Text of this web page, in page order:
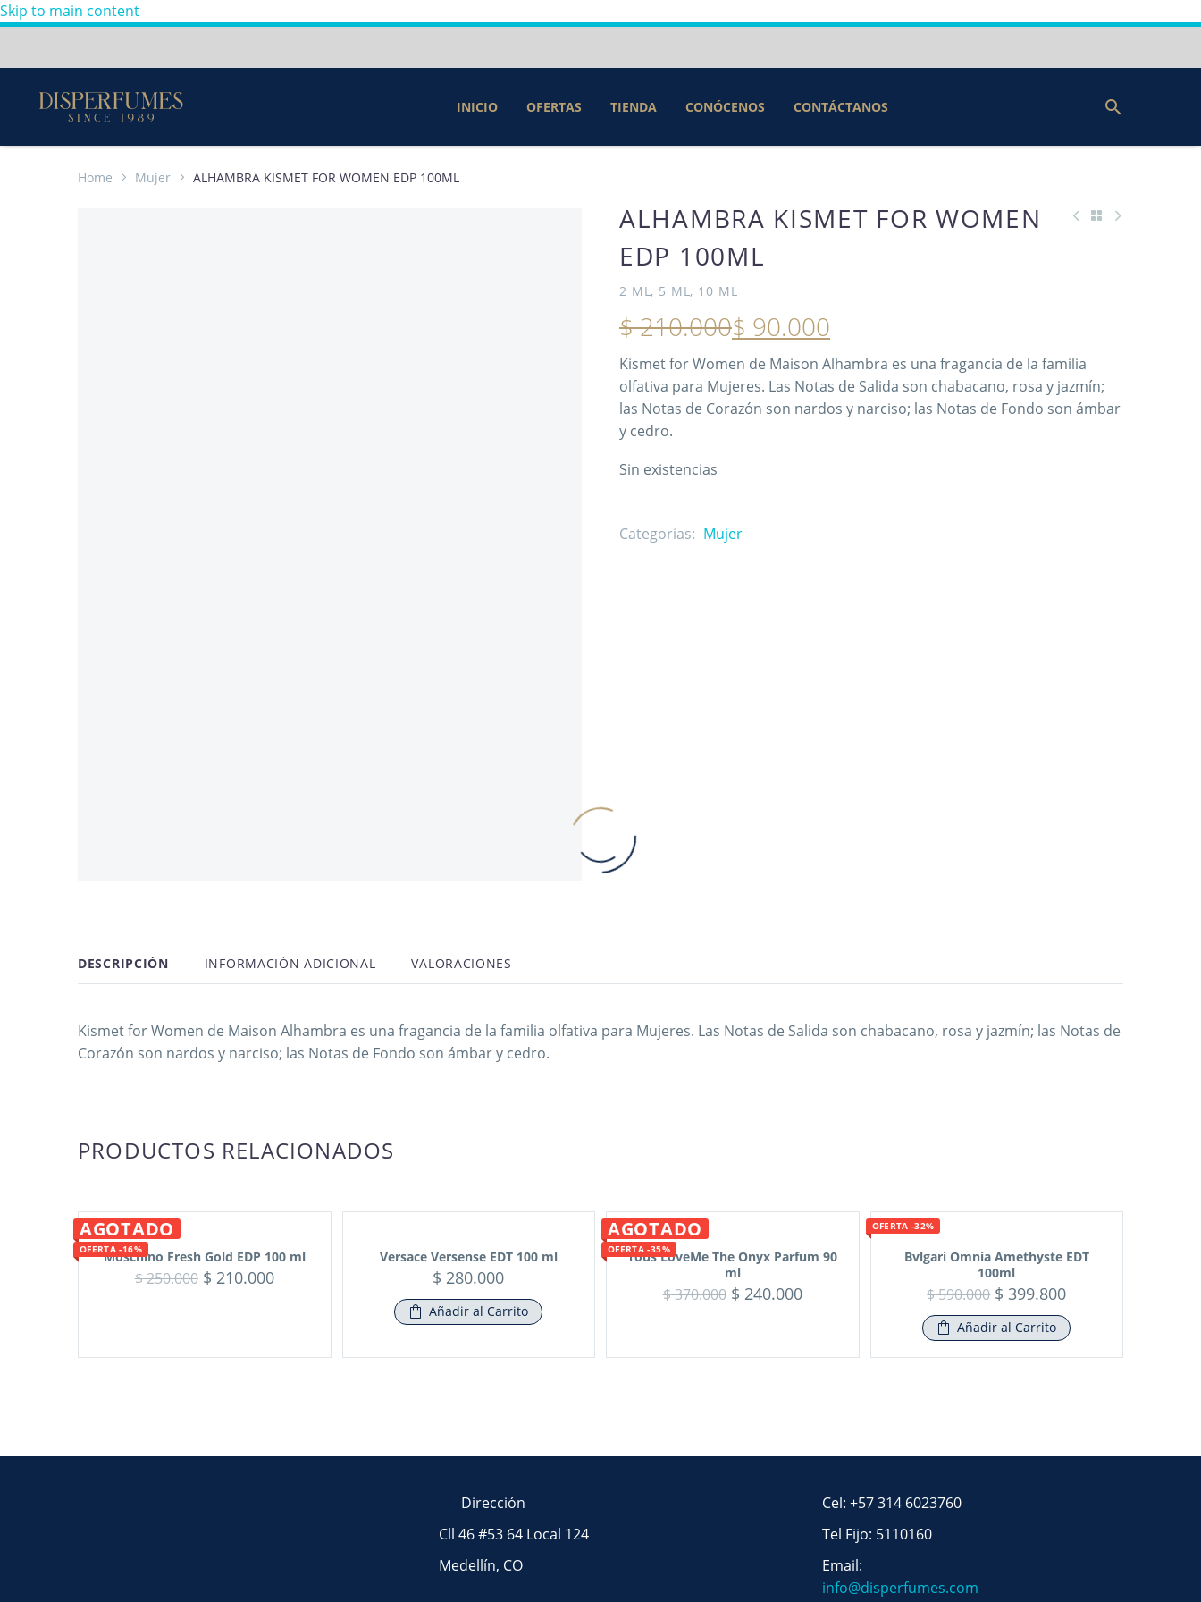
Skip to main content
INICIO OFERTAS TIENDA CONÓCENOS CONTÁCTANOS
Home Mujer ALHAMBRA KISMET FOR WOMEN EDP 100ML
ALHAMBRA KISMET FOR WOMEN
EDP 100ML
2 ML, 5 ML, 10 ML
$210.000$ 90.000
Kismet for Women de Maison Alhambra es una fragancia de la familia
olfativa para Mujeres. Las Notas de Salida son chabacano, rosa y jazmín;
las Notas de Corazón son nardos y narciso; las Notas de Fondo son ámbar
y cedro.
Sin existencias
Categorias: Mujer
DESCRIPCIÓN INFORMACIÓN ADICIONAL VALORACIONES
Kismet for Women de Maison Alhambra es una fragancia de la familia olfativa para Mujeres. Las Notas de Salida son chabacano, rosa y jazmín; las Notas de
Corazón son nardos y narciso; las Notas de Fondo son ámbar y cedro.
PRODUCTOS RELACIONADOS
AGOTADO
OFERTA -16%
Moschino Fresh Gold EDP 100 ml
$250.000 $ 210.000
Versace Versense EDT 100 ml
$ 280.000
Añadir al Carrito
AGOTADO
OFERTA -35%
Tous LoveMe The Onyx Parfum 90
ml
$370.000 $ 240.000
OFERTA -32%
Bvlgari Omnia Amethyste EDT
100ml
$590.000 $ 399.800
Añadir al Carrito
Dirección
Cll 46 #53 64 Local 124
Medellín, CO
Cel: +57 314 6023760
Tel Fijo: 5110160
Email:
info@disperfumes.com